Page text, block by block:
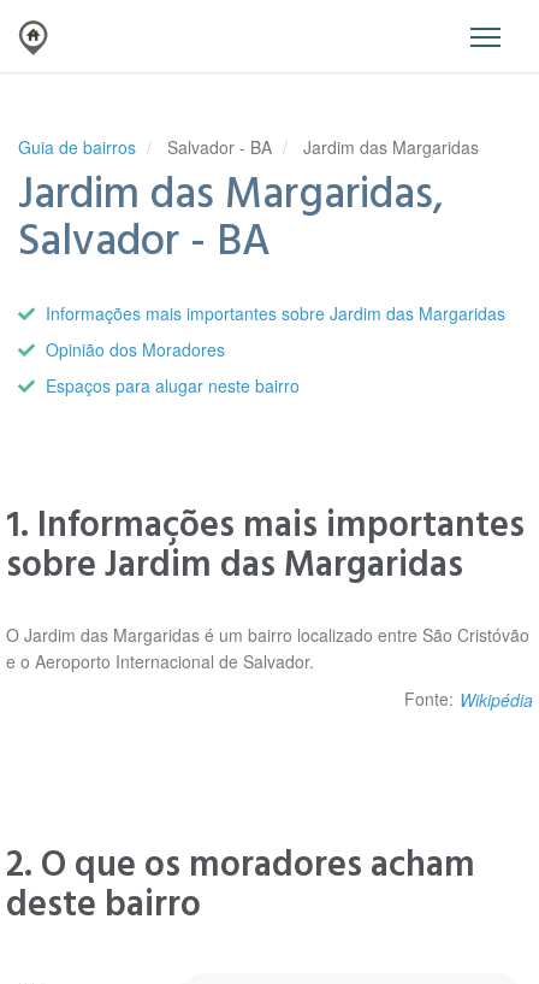
Guia de bairros Salvador - BA Jardim das Margaridas
Jardim das Margaridas,
Salvador - BA
Informações mais importantes sobre Jardim das Margaridas
Opinião dos Moradores
Espaços para alugar neste bairro
1. Informações mais importantes
sobre Jardim das Margaridas
O Jardim das Margaridas é um bairro localizado entre São Cristóvão
e o Aeroporto Internacional de Salvador.
Fonte: Wikipédia
2. O que os moradores acham
deste bairro